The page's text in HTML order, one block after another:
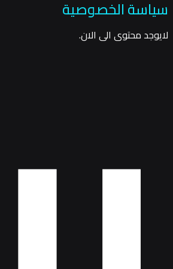
سياسة الخصوصية
لايوجد محتوى الى الان.